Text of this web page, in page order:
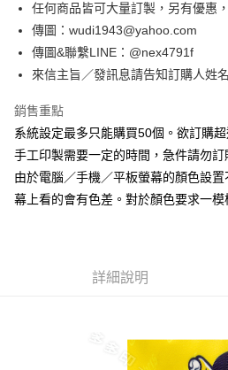
３．安心：先確認商品／服務後，再付款。
【「AFTEE先享後付」結帳流程】
１．於結帳方式選擇「AFTEE先享後付」
結帳頁面，進行簡訊認證並確認金額後，即
３．收到繳費通知簡訊後14天內，點擊此簡
ATM／網路銀行／等多元方式進行付款，方
※ 請注意：結帳手續完成當下不需立刻繳費
購買商品的店家。未經商家同意取消之訂單
後付繳納相關費用。
是否繳費成功／繳費後需取消欲退款等相關
１．透過由恩沛科技股份有限公司提供之「
易，需依本服務之必要範圍內提供個人資料
３．未成年的使用者請事先徵得法定代理人
「AFTEE先享後付」，若未經同意申辦者
全家付款取貨
付款後全家取貨
7-11付款取貨
每筆NT$65，滿NT$2,000(含以上)免運
每筆NT$180，滿NT$10,000(含以上)
任何商品皆可大量訂製，另有優惠
傳圖：wudi1943@yahoo.com
傳圖&聯繫LINE：@nex4791f
來信主旨／發訊息請告知訂購人姓名
銷售重點
系統設定最多只能購買50個。欲訂購
手工印製需要一定的時間，急件請勿訂
由於電腦／手機／平板螢幕的顏色設
幕上看的會有色差。對於顏色要求一模
詳細說明